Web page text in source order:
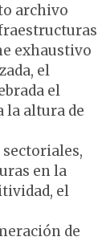
archivo
exhaustivo
el
el
la altura de
en la
el
de